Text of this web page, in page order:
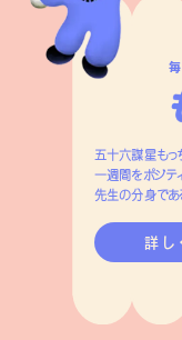
五十六謀星もっ
一週間をポジテ
先生の分身であ
詳し